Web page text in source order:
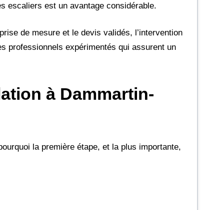
escaliers est un avantage considérable.
de mesure et le devis validés, l’intervention
professionnels expérimentés qui assurent un
à Dammartin-
la première étape, et la plus importante,